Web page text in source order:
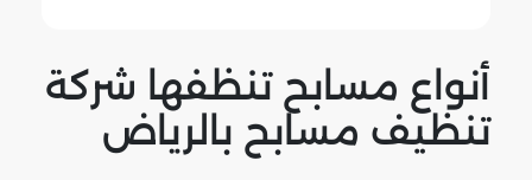
أنواع مسابح تنظفها شركة
تنظيف مسابح بالرياض